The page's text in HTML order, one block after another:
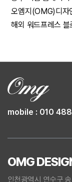
오엠지(OMG)디자
해외 워드프레스 블
OMG
인천광역시 연수구
mobile : 010